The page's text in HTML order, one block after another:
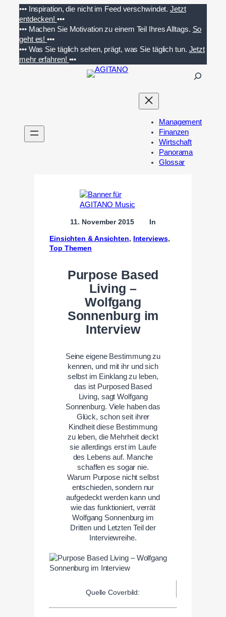
Inhalt
springen
••• Inspiration, die nicht im Feed verschwindet. Jetzt
entdecken! •••
••• Machen Sie Motivation zu einem Teil Ihres Alltags. So
geht es!•••
••• Was Sie täglich sehen, prägt, was Sie täglich tun. Jetzt
mehr erfahren! •••
n
Management
Finanzen
Wirtschaft
Panorama
Glossar
11. November 2015 In
Einsichten & Ansichten, Interviews
Top Themen
Purpose Based
Living –
Wolfgang
Sonnenburg im
Interview
Seine eigene Bestimmung zu
kennen, und mit ihr und sich
selbst im Einklang zu leben,
das ist Purposed Based
Living, sagt Wolfgang
Sonnenburg. Viele haben das
Glück, schon seit ihrer
Kindheit diese Bestimmung
zu leben, die Mehrheit deckt
sie allerdings erst im Laufe
des Lebens auf. Manche
schaffen es sogar nie.
Warum Purpose nicht selbst
entschieden, sondern nur
aufgedeckt werden kann und
wie das funktioniert, verrät
Wolfgang Sonnenburg im
Dritten und Letzten Teil der
Interviewreihe.
Quelle Coverbild: